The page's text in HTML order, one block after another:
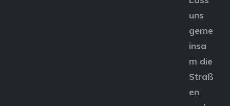
uns
geme
insa
m die
Straß
en